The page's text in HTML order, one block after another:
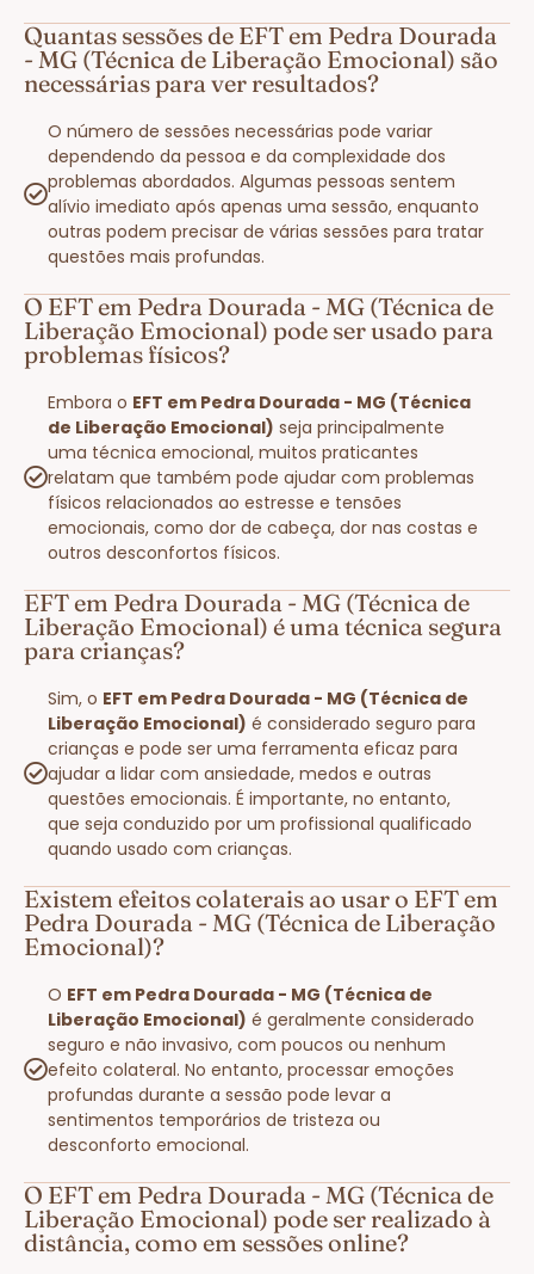
Quantas sessões de EFT em Pedra Dourada
- MG (Técnica de Liberação Emocional) são
necessárias para ver resultados?
O número de sessões necessárias pode variar
dependendo da pessoa e da complexidade dos
problemas abordados. Algumas pessoas sentem
alívio imediato após apenas uma sessão, enquanto
outras podem precisar de várias sessões para tratar
questões mais profundas.
O EFT em Pedra Dourada - MG (Técnica de
Liberação Emocional) pode ser usado para
problemas físicos?
Embora o EFT em Pedra Dourada - MG (Técnica
de Liberação Emocional) seja principalmente
uma técnica emocional, muitos praticantes
relatam que também pode ajudar com problemas
físicos relacionados ao estresse e tensões
emocionais, como dor de cabeça, dor nas costas e
outros desconfortos físicos.
EFT em Pedra Dourada - MG (Técnica de
Liberação Emocional) é uma técnica segura
para crianças?
Sim, o EFT em Pedra Dourada - MG (Técnica de
Liberação Emocional) é considerado seguro para
crianças e pode ser uma ferramenta eficaz para
ajudar a lidar com ansiedade, medos e outras
questões emocionais. É importante, no entanto,
que seja conduzido por um profissional qualificado
quando usado com crianças.
Existem efeitos colaterais ao usar o EFT em
Pedra Dourada - MG (Técnica de Liberação
Emocional)?
O EFT em Pedra Dourada - MG (Técnica de
Liberação Emocional) é geralmente considerado
seguro e não invasivo, com poucos ou nenhum
efeito colateral. No entanto, processar emoções
profundas durante a sessão pode levar a
sentimentos temporários de tristeza ou
desconforto emocional.
O EFT em Pedra Dourada - MG (Técnica de
Liberação Emocional) pode ser realizado à
distância, como em sessões online?